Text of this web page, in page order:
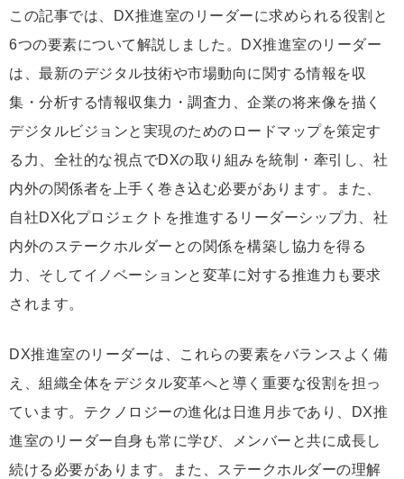
この記事では、DX推進室のリーダーに求められる役割と
6つの要素について解説しました。DX推進室のリーダー
は、最新のデジタル技術や市場動向に関する情報を収
集・分析する情報収集力・調査力、企業の将来像を描く
デジタルビジョンと実現のためのロードマップを策定す
る力、全社的な視点でDXの取り組みを統制・牽引し、社
内外の関係者を上手く巻き込む必要があります。また、
自社DX化プロジェクトを推進するリーダーシップ力、社
内外のステークホルダーとの関係を構築し協力を得る
力、そしてイノベーションと変革に対する推進力も要求
されます。
DX推進室のリーダーは、これらの要素をバランスよく備
え、組織全体をデジタル変革へと導く重要な役割を担っ
ています。テクノロジーの進化は日進月歩であり、DX推
進室のリーダー自身も常に学び、メンバーと共に成長し
続ける必要があります。また、ステークホルダーの理解